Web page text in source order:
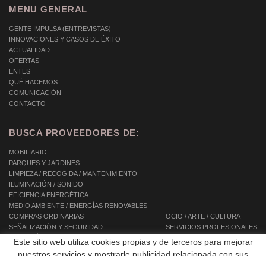
MENU GENERAL
GENTE IMPULSA (ENTREVISTAS)
INNOVACIONES Y CASOS DE ÉXITO
ACTUALIDAD
OFERTAS
ENTES
QUÉ HACEMOS
COMUNICACIÓN
CONTACTO
BUSCA PROVEEDORES DE:
MOBILIARIO
PARQUES Y JARDINES
LIMPIEZA / RECOGIDA / MANTENIMIENTO
ILUMINACIÓN / SONIDO
EFICIENCIA ENERGÉTICA
MEDIO AMBIENTE / ENERGÍAS RENOVABLES
COMPRAS ORDINARIAS
SEÑALIZACIÓN Y SEGURIDAD
INFORMÁTICA / TIC / TELECOMUNICACIONES
AUTOMOCIÓN / TRANSPORTE / MOVILIDAD
OCIO / ARTE / CULTURA
SERVICIOS PROFESIONALES
SERVICIOS INTEGRALES
SERVICIOS A LAS PERSONAS
Este sitio web utiliza cookies propias y de terceros para mejorar